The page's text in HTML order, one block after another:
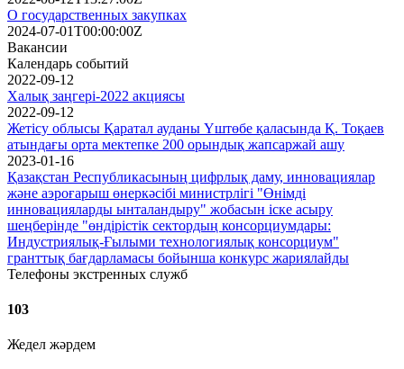
О государственных закупках
2024-07-01T00:00:00Z
Вакансии
Календарь событий
2022-09-12
Халық заңгері-2022 акциясы
2022-09-12
Жетісу облысы Қаратал ауданы Үштөбе қаласында Қ. Тоқаев
атындағы орта мектепке 200 орындық жапсаржай ашу
2023-01-16
Қазақстан Республикасының цифрлық даму, инновациялар
және аэроғарыш өнеркәсібі министрлігі "Өнімді
инновацияларды ынталандыру" жобасын іске асыру
шеңберінде "өндірістік сектордың консорциумдары:
Индустриялық-Ғылыми технологиялық консорциум"
гранттық бағдарламасы бойынша конкурс жариялайды
Телефоны экстренных служб
103
Жедел жәрдем